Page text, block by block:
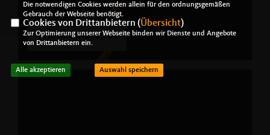
Wahlkampfspot
Die notwendigen Cookies werden allein für den ordnungsgemäßen
Gebrauch der Webseite benötigt.
Cookies von Drittanbietern (Übersicht)
Zur Optimierung unserer Webseite binden wir Dienste und Angebote
von Drittanbietern ein.
Alle akzeptieren Auswahl speichern